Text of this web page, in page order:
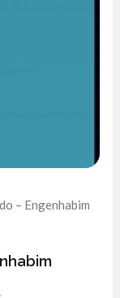
– Engenhabim